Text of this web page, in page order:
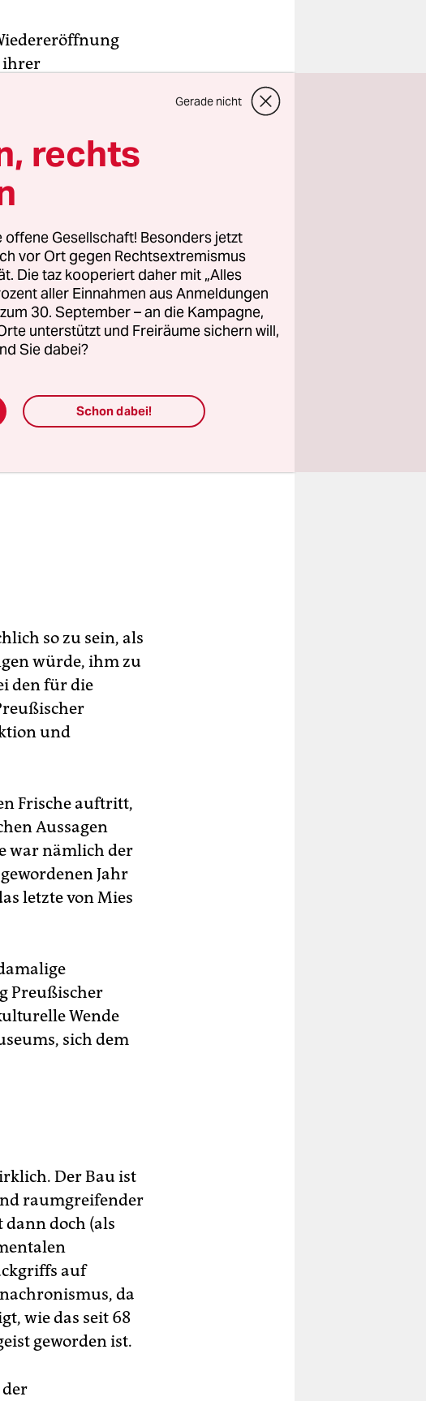
ihrer
fast allen
galt.
durch den
um den von
verändert hat
so zu sein, als
würde, ihm zu
den für die
und
Frische auftritt,
Aussagen
war nämlich der
Jahr
letzte von Mies
Preußischer
Wende
sich dem
Der Bau ist
raumgreifender
doch (als
auf
da
wie das seit 68
geworden ist.
Gerade nicht
rechts
Gesellschaft! Besonders jetzt
vor Ort gegen Rechtsextremismus
Die taz kooperiert daher mit „Alles
aller Einnahmen aus Anmeldungen
30. September – an die Kampagne,
unterstützt und Freiräume sichern will,
Sie dabei?
Schon dabei!